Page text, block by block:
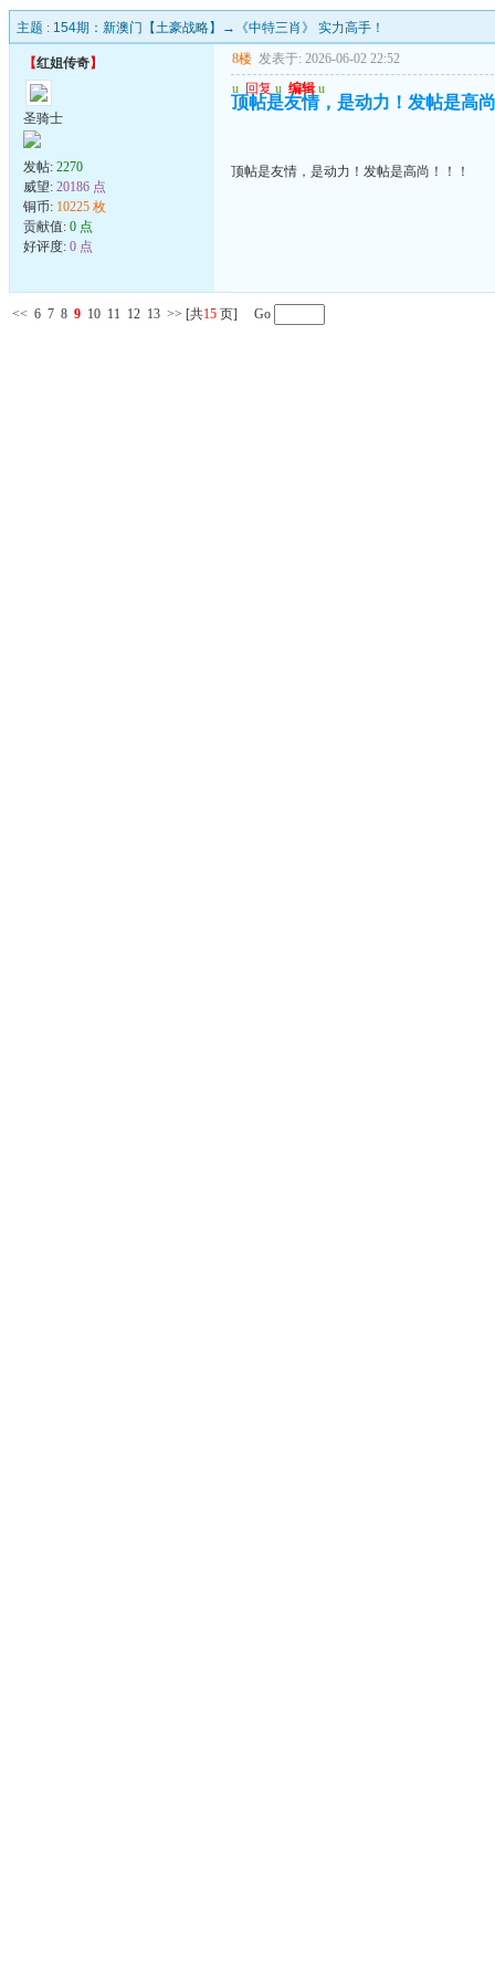
主题 : 154期：新澳门【土豪战略】→《中特三肖》 实力高手！
【红姐传奇】
圣骑士
发帖: 2270
威望: 20186 点
铜币: 10225 枚
贡献值: 0 点
好评度: 0 点
8楼 发表于: 2026-06-02 22:52
u 回复 u 编辑 u
顶帖是友情，是动力！发帖是高
顶帖是友情，是动力！发帖是高尚！！！
<< 6 7 8 9 10 11 12 13 >> [共15 页] Go